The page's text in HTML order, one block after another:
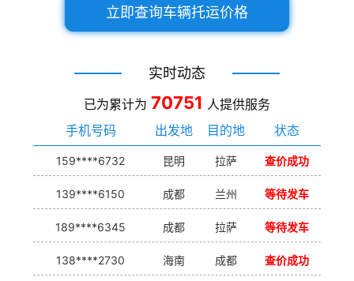
立即查询车辆托运价格
实时动态
已为累计为 70751 人提供服务
手机号码
出发地 目的地 状态
159****6732 昆明 拉萨 查价成功
139****6150 成都 兰州 等待发车
189****6345 成都 拉萨 等待发车
138****2730 海南 成都 查价成功